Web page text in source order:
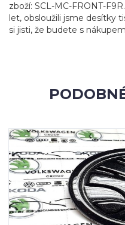
zboží: SCL-MC-FRONT-
let, obsloužili jsme desítky
si jisti, že budete s